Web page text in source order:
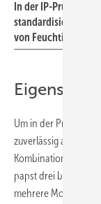
In der IP-
standardisierten
von Feuchtigkeit
Eigens
Um in der Praxis
zuverlässig arbeiten
Kombination der
papst drei
mehrere Monate